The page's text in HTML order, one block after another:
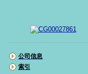
公司信息
索引